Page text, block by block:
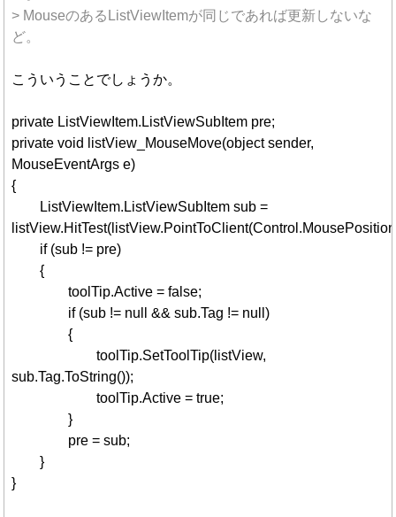
> MouseのあるListViewItemが同じであれば更新しないな
ど。
こういうことでしょうか。
private ListViewItem.ListViewSubItem pre;
private void listView_MouseMove(object sender,
MouseEventArgs e)
{
ListViewItem.ListViewSubItem sub =
if (sub != pre)
{
toolTip.Active = false;
if (sub != null && sub.Tag != null)
{
toolTip.SetToolTip(listView,
sub.Tag.ToString());
toolTip.Active = true;
}
pre = sub;
}
}